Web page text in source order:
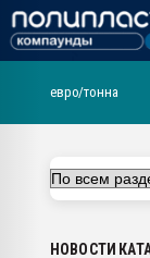
ближайшее
Подмосковье, Москва
первый план в
евро/тонна
НОВОСТИ